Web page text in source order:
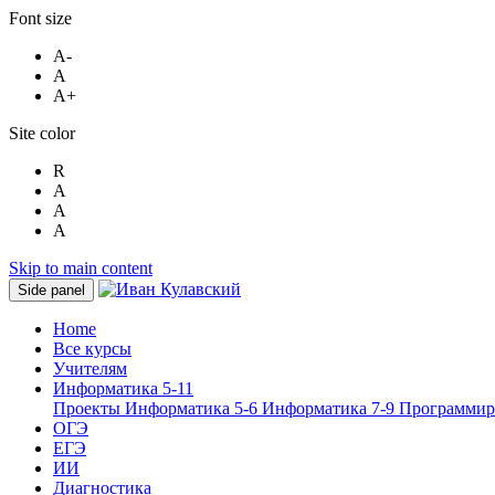
Font size
A-
A
A+
Site color
R
A
A
A
Skip to main content
Side panel
Home
Все курсы
Учителям
Информатика 5-11
Проекты Информатика 5-6 Информатика 7-9
ОГЭ
ЕГЭ
ИИ
Диагностика